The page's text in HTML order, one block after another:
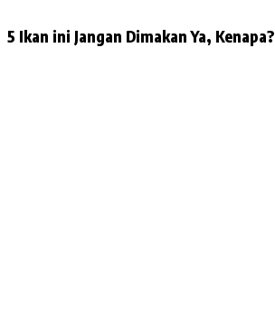
5 Ikan ini Jangan Dimakan Ya, Kenapa?